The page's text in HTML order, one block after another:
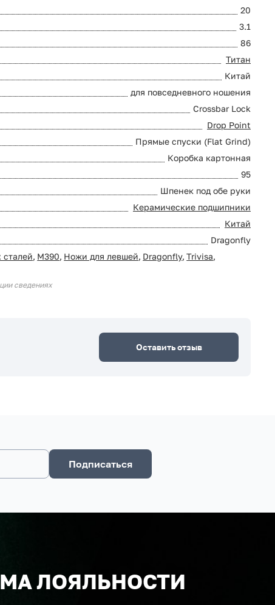
20
3.1
86
Титан
Китай
для повседневного ношения
Crossbar Lock
Drop Point
Прямые спуски (Flat Grind)
Коробка картонная
95
Шпенек под обе руки
Керамические подшипники
Китай
Dragonfly
, M390, Ножи для левшей, Dragonfly, Trivisa,
сведениях
Оставить отзыв
Подписаться
ЛОЯЛЬНОСТИ